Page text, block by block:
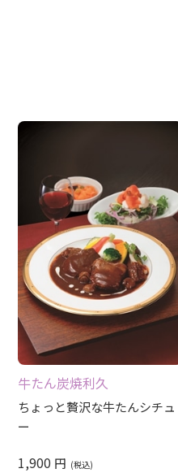
牛たん炭焼利久
ちょっと贅沢な牛たんシチュ
ー
1,900 円